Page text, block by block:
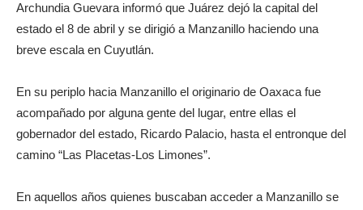
Archundia Guevara informó que Juárez dejó la capital del
estado el 8 de abril y se dirigió a Manzanillo haciendo una
breve escala en Cuyutlán.
En su periplo hacia Manzanillo el originario de Oaxaca fue
acompañado por alguna gente del lugar, entre ellas el
gobernador del estado, Ricardo Palacio, hasta el entronque del
camino “Las Placetas-Los Limones”.
En aquellos años quienes buscaban acceder a Manzanillo se